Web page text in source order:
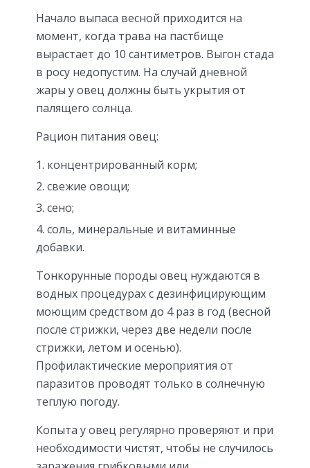
Начало выпаса весной приходится на
момент, когда трава на пастбище
вырастает до 10 сантиметров. Выгон стада
в росу недопустим. На случай дневной
жары у овец должны быть укрытия от
палящего солнца.
Рацион питания овец:
концентрированный корм;
свежие овощи;
сено;
соль, минеральные и витаминные
добавки.
Тонкорунные породы овец нуждаются в
водных процедурах с дезинфицирующим
моющим средством до 4 раз в год (весной
после стрижки, через две недели после
стрижки, летом и осенью).
Профилактические мероприятия от
паразитов проводят только в солнечную
теплую погоду.
Копыта у овец регулярно проверяют и при
необходимости чистят, чтобы не случилось